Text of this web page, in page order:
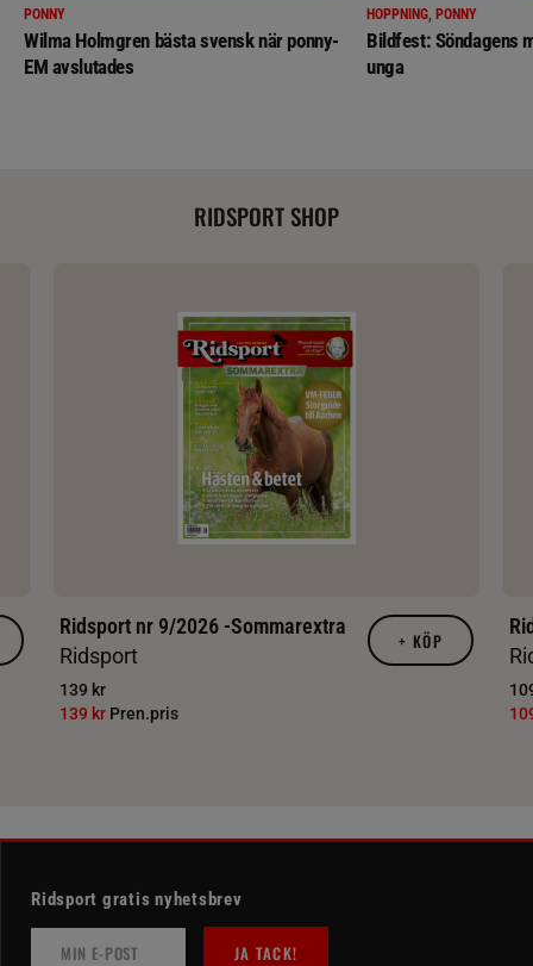
PONNY
Wilma Holmgren bästa svensk när ponny-
EM avslutades
HOPPNING, PONNY
Bildfest: Söndagens
unga
RIDSPORT SHOP
Ridsport nr 9/2026 -Sommarextra
Ridsport
139 kr
139 kr Pren.pris
+ KÖP
Ridsport gratis nyhetsbrev
JA TACK!